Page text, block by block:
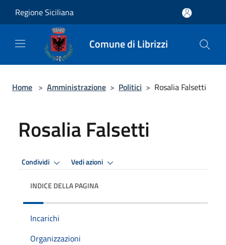
Regione Siciliana
Comune di Librizzi
Home > Amministrazione > Politici > Rosalia Falsetti
Rosalia Falsetti
Condividi Vedi azioni
INDICE DELLA PAGINA
Incarichi
Organizzazioni